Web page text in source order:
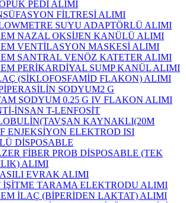
PEDİ ALIMI
FİLTRESİ ALIMI
SUYU ADAPTÖRLÜ ALIMI
NAZAL OKSİJEN KANÜLÜ ALIMI
VENTİLASYON MASKESİ ALIMI
SANTRAL VENÖZ KATETER ALIMI
PERİKARDİYAL SUMP KANÜL ALIMI
(SİKLOFOSFAMİD FLAKON) ALIMI
SODYUM2 G
SODYUM 0.25 G IV FLAKON ALIMI
İNSAN T-LENFOSİT
KAYNAKLI(20M
ENJEKSİYON ELEKTROD ISI
DİSPOSABLE
FİBER PROB DİSPOSABLE (TEK
ALIMI
EVRAK ALIMI
İŞİTME TARAMA ELEKTRODU ALIMI
İLAÇ (BİPERİDEN LAKTAT) ALIMI